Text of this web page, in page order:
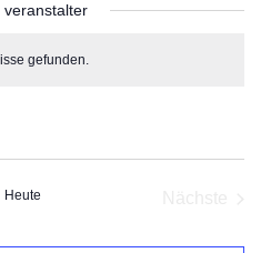
veranstalter
gefunden.
Heute